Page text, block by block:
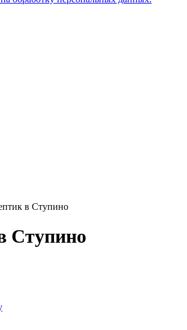
в Ступино
Ступино